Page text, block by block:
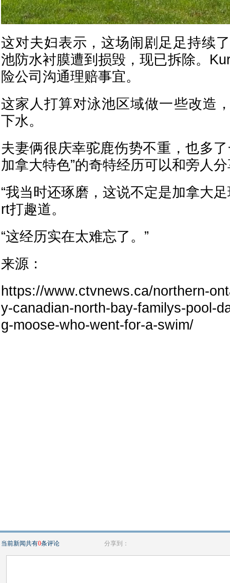
这对夫妇表示，这场闹剧足足持续
池防水衬膜遭到损毁，现已拆除。
险公司沟通理赔事宜。
这家人打算对泳池区域做一些改造
下水。
夫妻俩很庆幸驼鹿伤势不重，也多
加拿大特色”的奇特经历可以和旁人
“我当时还琢磨，这说不定是加拿大
rt打趣道。
“这经历实在太难忘了。”
来源：
https://www.ctvnews.ca/northern-
y-canadian-north-bay-familys-pool-
g-moose-who-went-for-a-swim/
当前新闻共有0条评论 分享到：